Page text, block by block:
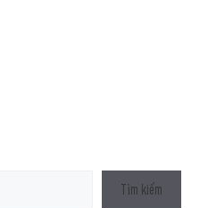
Tìm kiếm